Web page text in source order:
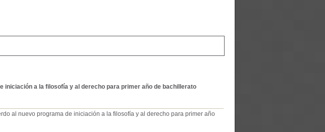
iniciación a la filosofía y al derecho para primer año de bachillerato
al nuevo programa de iniciación a la filosofía y al derecho para primer año